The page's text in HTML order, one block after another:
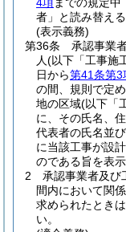
者」と読み替える
(表示義務)
第36条
承認事業
人(以下「工事施
日から第41条第3
の間、規則で定
地の区域(以下「
に、その氏名、
代表者の氏名並
に当該工事が設
のである旨を表
2
承認事業者及び
間内において関
求められたとき
い。